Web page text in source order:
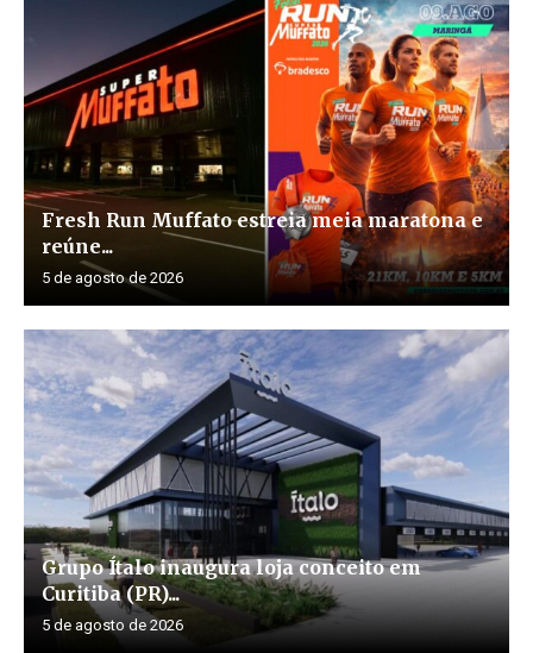
Fresh Run Muffato estreia meia maratona e
reúne...
5 de agosto de 2026
Grupo Ítalo inaugura loja conceito em
Curitiba (PR)...
5 de agosto de 2026